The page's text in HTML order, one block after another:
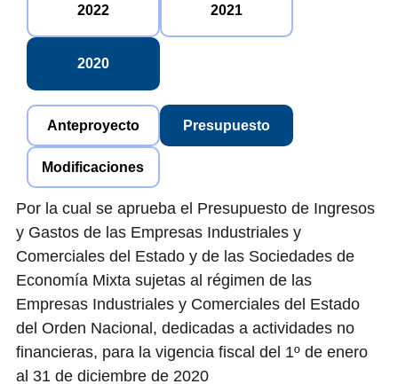
2022 2021
2020
Anteproyecto Presupuesto
Modificaciones
Por la cual se aprueba el Presupuesto de Ingresos
y Gastos de las Empresas Industriales y
Comerciales del Estado y de las Sociedades de
Economía Mixta sujetas al régimen de las
Empresas Industriales y Comerciales del Estado
del Orden Nacional, dedicadas a actividades no
financieras, para la vigencia fiscal del 1º de enero
al 31 de diciembre de 2020